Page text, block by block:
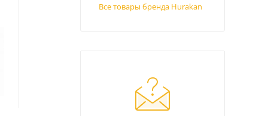
Все товары бренда Hurakan